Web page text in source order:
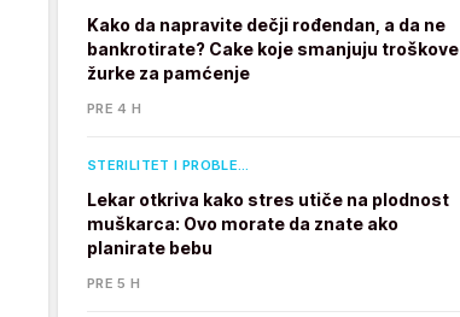
Kako da napravite dečji rođendan, a da ne
bankrotirate? Cake koje smanjuju troškove
žurke za pamćenje
PRE 4 H
STERILITET I PROBLE…
Lekar otkriva kako stres utiče na plodnost
muškarca: Ovo morate da znate ako
planirate bebu
PRE 5 H